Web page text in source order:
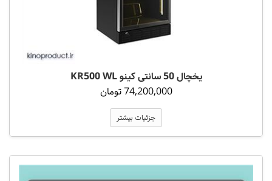
یخچال 50 سانتی کینو KR500 WL
74,200,000 تومان
جزئیات بیشتر